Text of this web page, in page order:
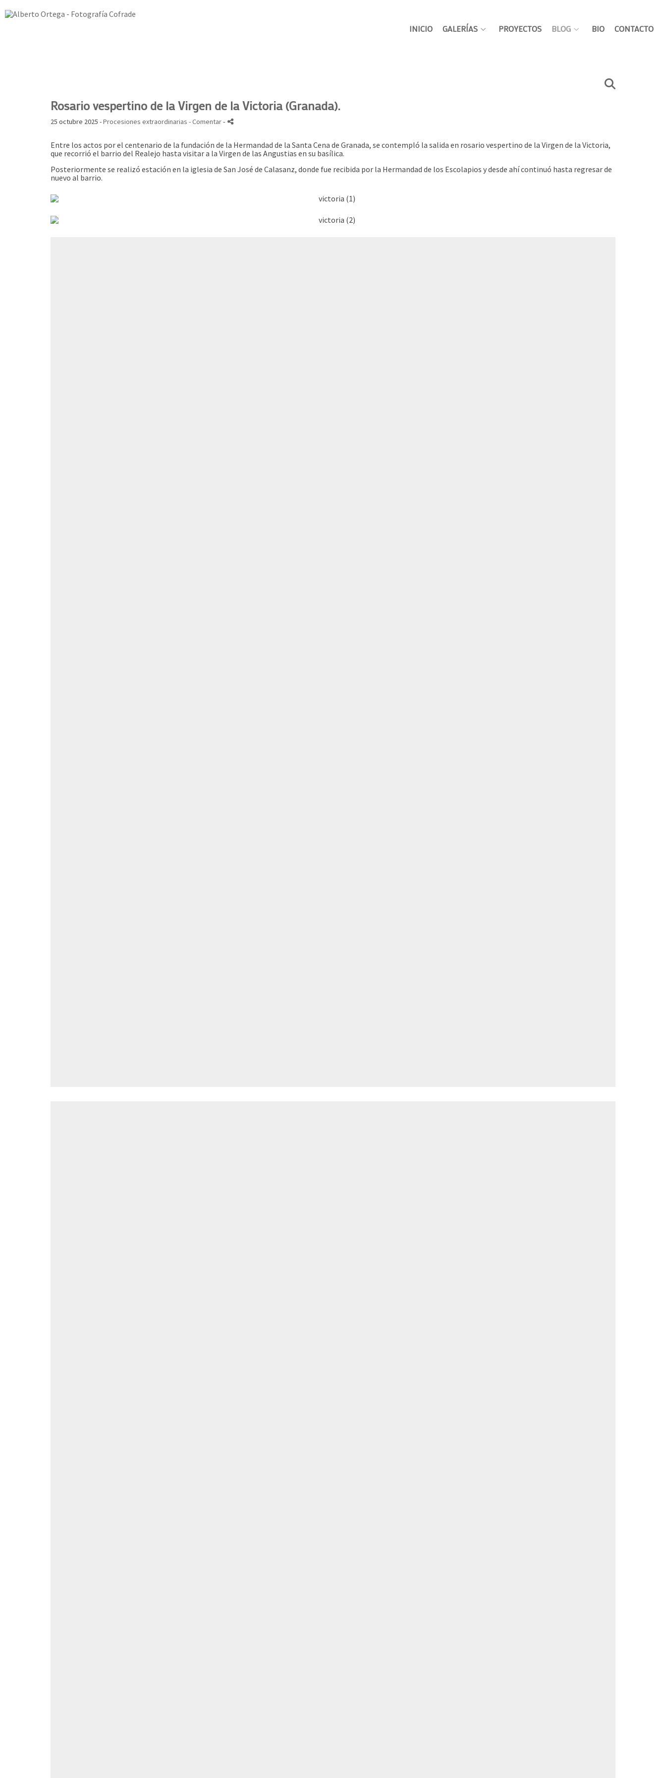
INICIO GALERÍAS PROYECTOS BLOG BIO CONTACTO
Rosario vespertino de la Virgen de la Victoria (Granada).
25 octubre 2025 -Procesiones extraordinarias - Comentar-
Entre los actos por el centenario de la fundación de la Hermandad de la Santa Cena de Granada, se contempló la salida en rosario vespertino de la Virgen de la Victoria,
que recorrió el barrio del Realejo hasta visitar a la Virgen de las Angustias en su basílica.
Posteriormente se realizó estación en la iglesia de San José de Calasanz, donde fue recibida por la Hermandad de los Escolapios y desde ahí continuó hasta regresar de
nuevo al barrio.